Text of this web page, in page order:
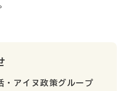
アイヌ政策グループ